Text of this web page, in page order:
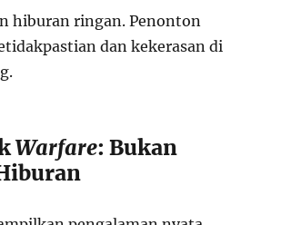
hiburan ringan. Penonton
dan kekerasan di
Warfare: Bukan